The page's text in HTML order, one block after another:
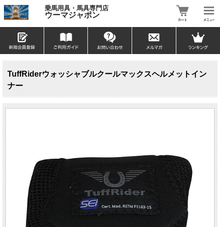
乗馬用具・馬具専門店
ウーマジャポン
TuffRiderウォッシャブルクールマックスヘルメットイン
ナー